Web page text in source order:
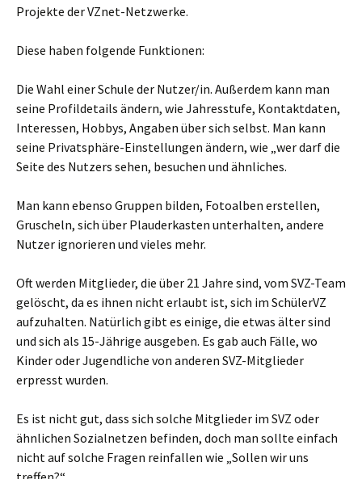
Projekte der VZnet-Netzwerke.
Diese haben folgende Funktionen:
Die Wahl einer Schule der Nutzer/in. Außerdem kann man
seine Profildetails ändern, wie Jahresstufe, Kontaktdaten,
Interessen, Hobbys, Angaben über sich selbst. Man kann
seine Privatsphäre-Einstellungen ändern, wie „wer darf die
Seite des Nutzers sehen, besuchen und ähnliches.
Man kann ebenso Gruppen bilden, Fotoalben erstellen,
Gruscheln, sich über Plauderkasten unterhalten, andere
Nutzer ignorieren und vieles mehr.
Oft werden Mitglieder, die über 21 Jahre sind, vom SVZ-Team
gelöscht, da es ihnen nicht erlaubt ist, sich im SchülerVZ
aufzuhalten. Natürlich gibt es einige, die etwas älter sind
und sich als 15-Jährige ausgeben. Es gab auch Fälle, wo
Kinder oder Jugendliche von anderen SVZ-Mitglieder
erpresst wurden.
Es ist nicht gut, dass sich solche Mitglieder im SVZ oder
ähnlichen Sozialnetzen befinden, doch man sollte einfach
nicht auf solche Fragen reinfallen wie „Sollen wir uns